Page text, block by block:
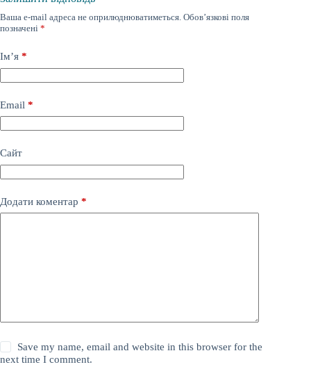
Ваша e-mail адреса не оприлюднюватиметься. Обов’язкові поля
позначені *
Ім’я *
Email *
Сайт
Додати коментар *
Save my name, email and website in this browser for the
next time I comment.